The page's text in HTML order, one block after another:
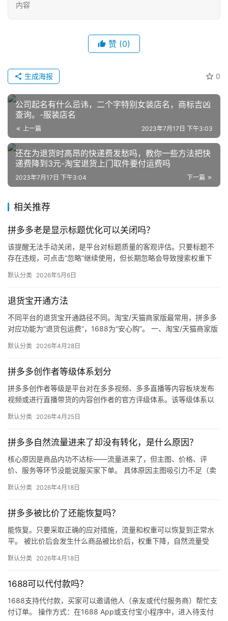
跨
境
自
媒
体
社
区
内容
赞 (0)
0
生成海报
公司起名有什么忌讳，二个字特别女装店名，商标吉凶
查询。-服装店名
上一篇 2023年7月17日 下午3:03
还在为退货时高昂的快递费发愁吗，教你一些方法把快
递费降到3元-淘宝退货上门取件要付运费吗
下一篇
2023年7月17日 下午3:04
相关推荐
拼多多老是显示标题优化可以关闭吗？
该提醒无法手动关闭，是平台对标题质量的客观评估。只要标题不
存在违规，可点击“忽略”继续使用，但长期忽略会导致搜索权重下
默认分类 2026年5月6日
退货宝开通方法
不同平台的退货宝开通路径不同。淘宝/天猫商家版最常用，拼多多
对应功能为“退货包运费”，1688为“安心购”。 一、淘宝/天猫商家版
默认分类 2026年4月28日
拼多多创作者等级体系划分
拼多多创作者等级是平台对在多多视频、多多直播等内容板块发布
视频或进行直播带货的内容创作者的官方评级体系。该等级体系以
同等级…
默认分类 2026年4月25日
拼多多自然流量进来了却没有转化，是什么原因？
核心原因是商品内功不达标——流量进来了，但主图、价格、评
价、服务等环节没能说服买家下单。 具体原因主图吸引力不足（卖
评少、…
默认分类 2026年4月18日
拼多多被比价了还能恢复吗？
能恢复。只要采取正确的应对措施，流量和权重可以恢复到正常水
平。 被比价后会发生什么商品被比价后，权重下降，自然流量受
网价格…
默认分类 2026年4月18日
1688可以代付款吗？
1688支持代付款，买家可以邀请他人（亲友或代付服务商）帮忙支
付订单。 操作方式：在1688 App或支付宝小程序中，进入待支付